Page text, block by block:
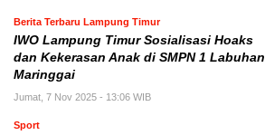
Berita Terbaru Lampung Timur
IWO Lampung Timur Sosialisasi Hoaks
dan Kekerasan Anak di SMPN 1 Labuhan
Maringgai
Jumat, 7 Nov 2025 - 13:06 WIB
Sport